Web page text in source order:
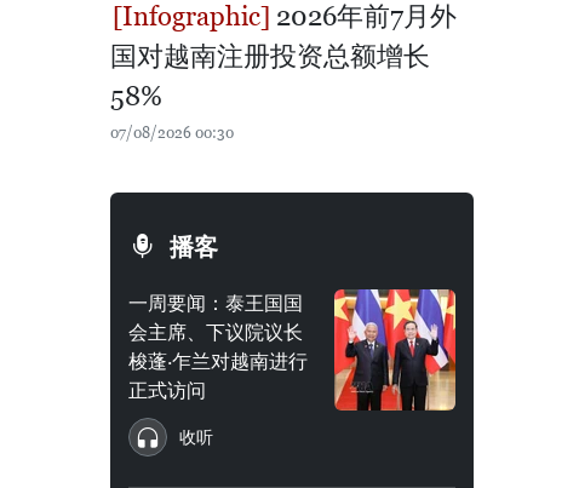
2026年前7月外
国对越南注册投资总额增长
58%
07/08/2026 00:30
播客
一周要闻：泰王国国
会主席、下议院议长
梭蓬·乍兰对越南进行
正式访问
收听